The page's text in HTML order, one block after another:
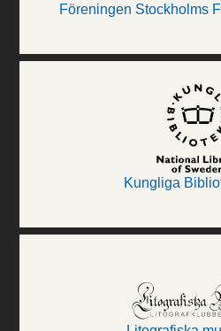
Föreningen Stockholms
Kungliga